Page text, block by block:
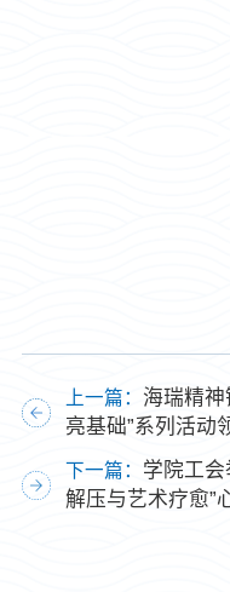
上一篇： 海瑞精
亮基础”系列活动
下一篇： 学院工会
解压与艺术疗愈”